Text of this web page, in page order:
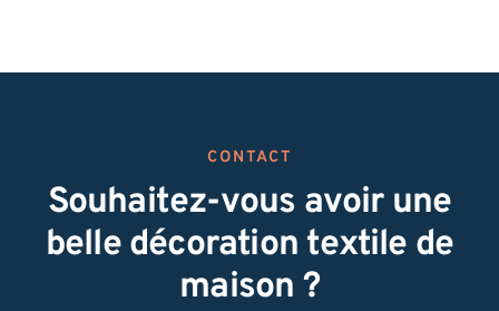
CONTACT
Souhaitez-vous avoir une
belle décoration textile de
maison ?